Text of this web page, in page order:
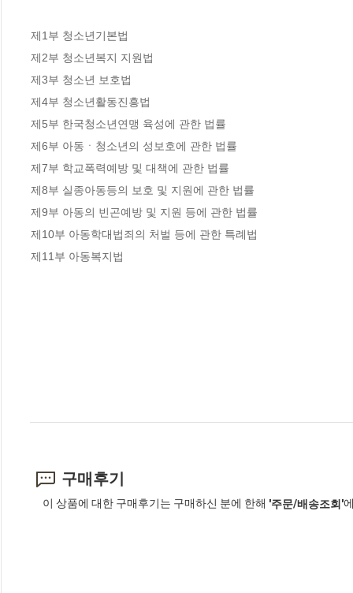
제1부 청소년기본법
제2부 청소년복지 지원법
제3부 청소년 보호법
제4부 청소년활동진흥법
제5부 한국청소년연맹 육성에 관한 법률
제6부 아동ㆍ청소년의 성보호에 관한 법률
제7부 학교폭력예방 및 대책에 관한 법률
제8부 실종아동등의 보호 및 지원에 관한 법률
제9부 아동의 빈곤예방 및 지원 등에 관한 법률
제10부 아동학대법죄의 처벌 등에 관한 특례법
제11부 아동복지법
구매후기
이 상품에 대한 구매후기는 구매하신 분에 한해 '주문/배송조회'